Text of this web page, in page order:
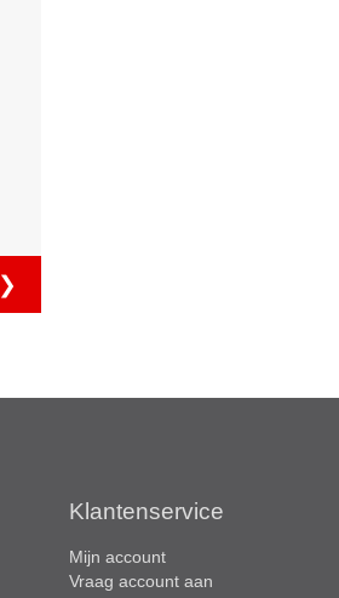
❯
Klantenservice
Mijn account
Vraag account aan